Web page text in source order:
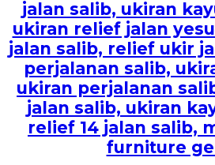
jalan salib, ukiran
ukiran relief jalan
jalan salib, relief ukir
perjalanan salib,
ukiran perjalanan
jalan salib, ukiran
relief 14 jalan salib,
furniture